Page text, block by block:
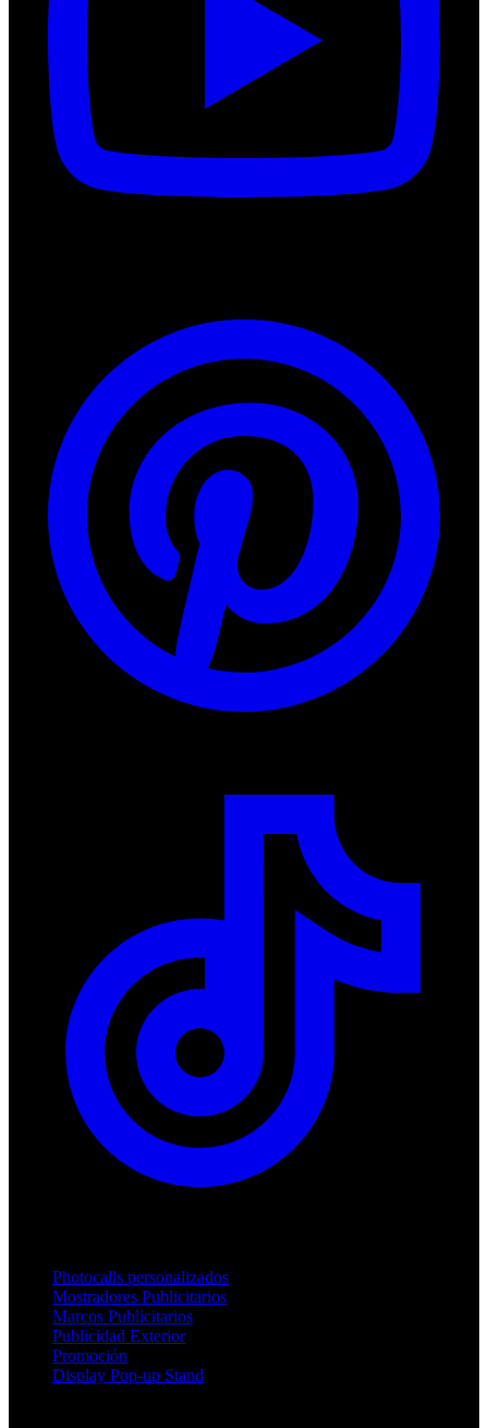
Photocalls personalizados
Mostradores Publicitarios
Marcos Publicitarios
Publicidad Exterior
Promoción
Display Pop-up Stand